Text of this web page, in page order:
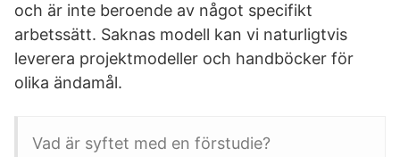
och är inte beroende av något specifikt
arbetssätt. Saknas modell kan vi naturligtvis
leverera projektmodeller och handböcker för
olika ändamål.
Vad är syftet med en förstudie?